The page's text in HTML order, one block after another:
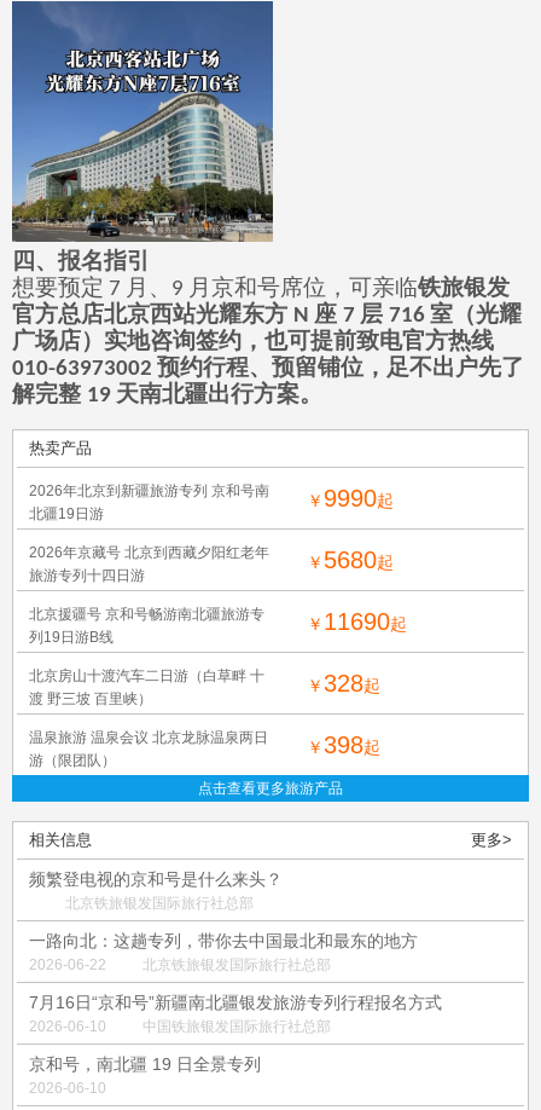
四、报名指引
想要预定 7 月、 9 月京和号席位，可亲临铁旅银发
官方总店北京西站光耀东方 N 座 7 层 716 室（光耀
广场店） 实地咨询签约，也可提前致电官方热线
010-63973002 预约行程、预留铺位，足不出户先了
解完整 19 天南北疆出行方案。
热卖产品
2026年北京到新疆旅游专列 京和号南
北疆19日游
￥ 9990起
2026年京藏号 北京到西藏夕阳红老年
旅游专列十四日游
￥ 5680起
北京援疆号 京和号畅游南北疆旅游专
列19日游B线
￥ 11690起
北京房山十渡汽车二日游（白草畔 十
渡 野三坡 百里峡）
￥328起
温泉旅游 温泉会议 北京龙脉温泉两日
游（限团队）
￥398起
点击查看更多旅游产品
相关信息 更多>
频繁登电视的京和号是什么来头？
北京铁旅银发国际旅行社总部
一路向北：这趟专列，带你去中国最北和最东的地方
2026-06-22 北京铁旅银发国际旅行社总部
7月16日“京和号”新疆南北疆银发旅游专列行程报名方式
2026-06-10 中国铁旅银发国际旅行社总部
京和号，南北疆 19 日全景专列
2026-06-10